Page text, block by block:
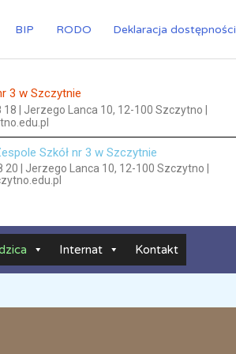
BIP RODO Deklaracja dostępności
3 w Szczytnie
| Jerzego Lanca 10, 12-100 Szczytno |
Szkół nr 3 w Szczytnie
20 | Jerzego Lanca 10, 12-100 Szczytno |
Internat Kontakt